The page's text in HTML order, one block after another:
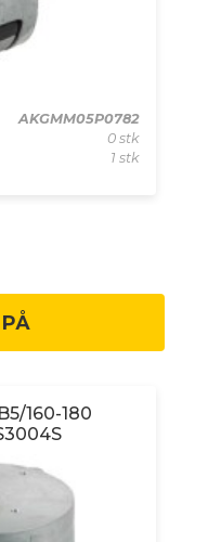
AKGMM05P0782
0 stk
1 stk
160-180